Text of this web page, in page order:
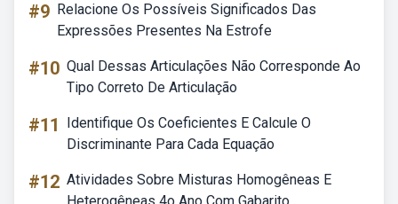
#9 Relacione Os Possíveis Significados Das
Expressões Presentes Na Estrofe
#10 Qual Dessas Articulações Não Corresponde Ao
Tipo Correto De Articulação
#11
Identifique Os Coeficientes E Calcule O
Discriminante Para Cada Equação
#12 Atividades Sobre Misturas Homogêneas E